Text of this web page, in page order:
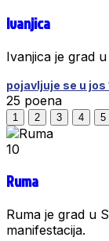
Ivanjica
Ivanjica je grad
pojavljuje se u jos
25 poena
1 2 3 4 5
10
Ruma
Ruma je grad u
manifestacija.